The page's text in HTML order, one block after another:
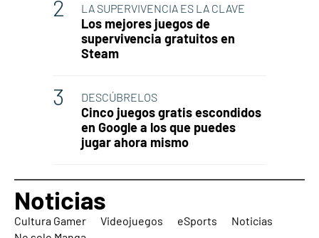
LA SUPERVIVENCIA ES LA CLAVE
Los mejores juegos de
supervivencia gratuitos en
Steam
DESCÚBRELOS
Cinco juegos gratis escondidos
en Google a los que puedes
jugar ahora mismo
Noticias
Cultura Gamer Videojuegos eSports
Noticias